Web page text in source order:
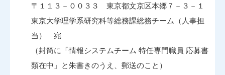
〒１１３－００３３ 東京都文京区本郷７－３－１
東京大学理学系研究科等総務課総務チーム（人事担
当） 宛
（封筒に「情報システムチーム 特任専門職員 応募書
類在中」と朱書きのうえ、郵送のこと）